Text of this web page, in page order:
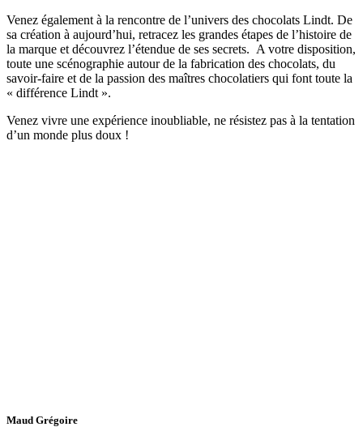
Venez également à la rencontre de l’univers des chocolats Lindt. De
sa création à aujourd’hui, retracez les grandes étapes de l’histoire de
la marque et découvrez l’étendue de ses secrets. A votre disposition,
toute une scénographie autour de la fabrication des chocolats, du
savoir-faire et de la passion des maîtres chocolatiers qui font toute la
« différence Lindt ».
Venez vivre une expérience inoubliable, ne résistez pas à la tentation
d’un monde plus doux !
Maud Grégoire